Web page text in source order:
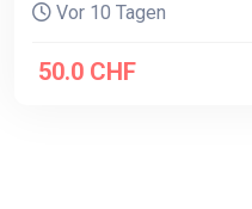
Vor 10 Tagen
50.0 CHF